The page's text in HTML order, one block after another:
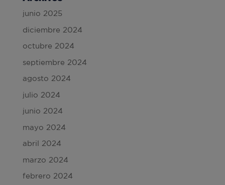
junio 2025
diciembre 2024
octubre 2024
septiembre 2024
agosto 2024
julio 2024
junio 2024
mayo 2024
abril 2024
marzo 2024
febrero 2024